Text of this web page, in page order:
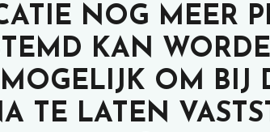
NOG MEER
KAN
OM BIJ
TE LATEN